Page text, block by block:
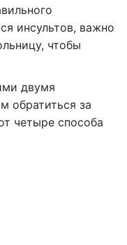
инсультов, важно
чтобы
двумя
обратиться за
четыре способа